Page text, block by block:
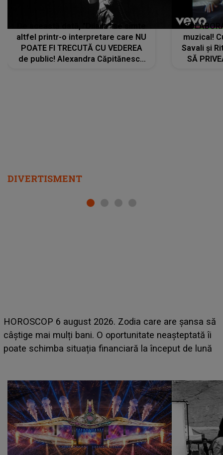
De această dată, "Dilaila" se simte
altfel printr-o interpretare care NU
POATE FI TRECUTĂ CU VEDEREA
de public! Alexandra Căpitănescu
muzical!
Savali și
SĂ
DIVERTISMENT
LINE-UP UNTOLD ONE, prima zi. Cine sunt artiștii
care deschid festivalul și de la ce ore au loc cele mai
așteptate concerte pe scena principală?